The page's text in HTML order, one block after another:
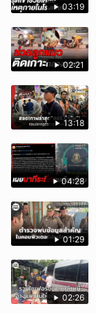
03:19
02:21
13:18
04:28
01:29
02:26